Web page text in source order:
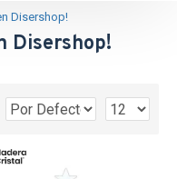
Disershop!
Disershop!